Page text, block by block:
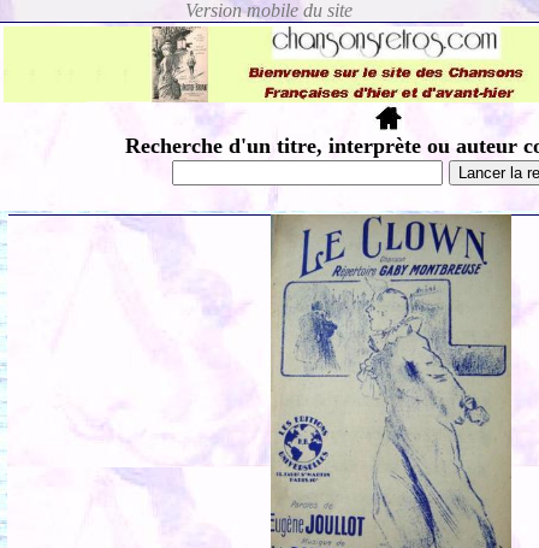
Recherche d'un titre, interprète ou auteur